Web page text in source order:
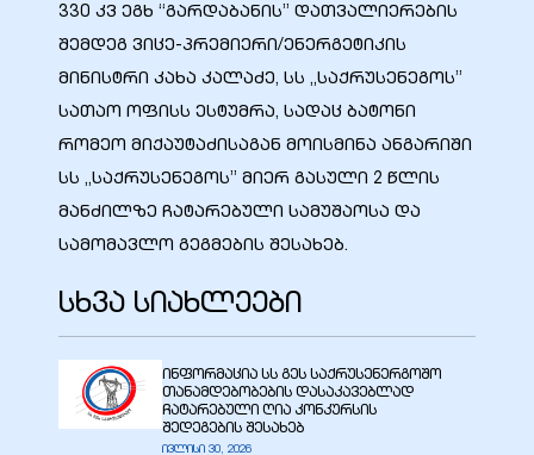
330 კვ ეგხ “გარდაბანის” დათვალიერების
შემდეგ ვიცე-პრემიერი/ენერგეტიკის
მინისტრი კახა კალაძე, სს „საქრუსენეგოს”
სათაო ოფისს ესტუმრა, სადაც ბატონი
რომეო მიქაუტაძისაგან მოისმინა ანგარიში
სს „საქრუსენეგოს” მიერ გასული 2 წლის
მანძილზე ჩატარებული სამუშაოსა და
სამომავლო გეგმების შესახებ.
სხვა სიახლეები
ინფორმაცია სს გეს საქრუსენერგოშო
თანამდებობების დასაკავებლად
ჩატარებული ღია კონკურსის
შედეგების შესახებ
ივლისი 30, 2026